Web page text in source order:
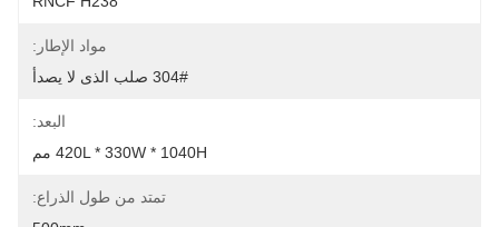
مواد الإطار:
304# صلب الذى لا يصدأ
البعد:
420L * 330W * 1040H مم
تمتد من طول الذراع: